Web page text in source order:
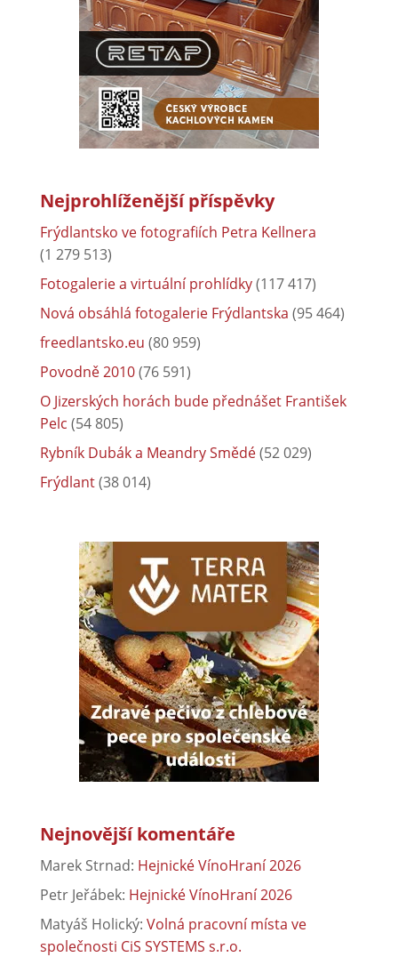
Nejprohlíženější příspěvky
Frýdlantsko ve fotografiích Petra Kellnera
(1 279 513)
Fotogalerie a virtuální prohlídky(117 417)
Nová obsáhlá fotogalerie Frýdlantska (95 464)
freedlantsko.eu (80 959)
Povodně 2010(76 591)
O Jizerských horách bude přednášet František
Pelc (54 805)
Rybník Dubák a Meandry Smědé(52 029)
Frýdlant(38 014)
Nejnovější komentáře
Marek Strnad: Hejnické VínoHraní 2026
Petr Jeřábek: Hejnické VínoHraní 2026
Matyáš Holický: Volná pracovní místa ve
společnosti CiS SYSTEMS s.r.o.